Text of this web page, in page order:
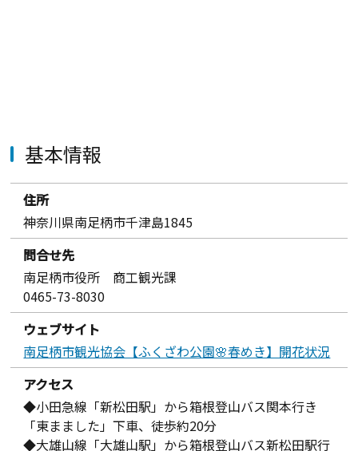
基本情報
住所
神奈川県南足柄市千津島1845
問合せ先
南足柄市役所 商工観光課
0465-73-8030
ウェブサイト
南足柄市観光協会【ふくざわ公園🌸春めき】開花状況
アクセス
◆小田急線「新松田駅」から箱根登山バス関本行き
「東まました」下車、徒歩約20分
◆大雄山線「大雄山駅」から箱根登山バス新松田駅行